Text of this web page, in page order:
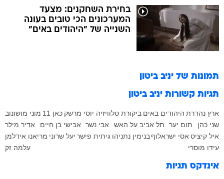
בחירת השחקנים: מצעד
המערכונים הכי טובים בעונה
השנייה של "היהודים באים"
תמונות של יניב ביטון
תגיות קשורות יניב ביטון
ארץ נהדרת היהודים באים ביקורת טלוויזיה יוסי מרשק כאן 11
מוני מושונוב
שני כהן
תום יער תל אביב על האש אבי נשר אבישי בן חיים
אדיר מילר
איל קיציס אסי ישראלוףבנימין נתניהו גיתית פישר יעל שרוני מריאנו אידלמן
עידו מוסרי
עלמה זק
אינדקס תגיות